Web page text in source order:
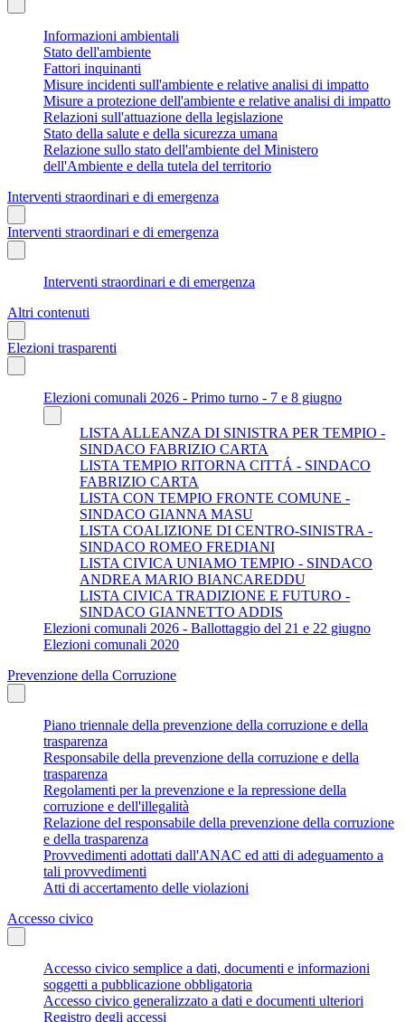
Informazioni ambientali
Stato dell'ambiente
Fattori inquinanti
Misure incidenti sull'ambiente e relative analisi di impatto
Misure a protezione dell'ambiente e relative analisi di impatto
Relazioni sull'attuazione della legislazione
Stato della salute e della sicurezza umana
Relazione sullo stato dell'ambiente del Ministero
dell'Ambiente e della tutela del territorio
Interventi straordinari e di emergenza
Interventi straordinari e di emergenza
Interventi straordinari e di emergenza
Altri contenuti
Elezioni trasparenti
Elezioni comunali 2026 - Primo turno - 7 e 8 giugno
LISTA ALLEANZA DI SINISTRA PER TEMPIO -
SINDACO FABRIZIO CARTA
LISTA TEMPIO RITORNA CITTÁ - SINDACO
FABRIZIO CARTA
LISTA CON TEMPIO FRONTE COMUNE -
SINDACO GIANNA MASU
LISTA COALIZIONE DI CENTRO-SINISTRA -
SINDACO ROMEO FREDIANI
LISTA CIVICA UNIAMO TEMPIO - SINDACO
ANDREA MARIO BIANCAREDDU
LISTA CIVICA TRADIZIONE E FUTURO -
SINDACO GIANNETTO ADDIS
Elezioni comunali 2026 - Ballottaggio del 21 e 22 giugno
Elezioni comunali 2020
Prevenzione della Corruzione
Piano triennale della prevenzione della corruzione e della
trasparenza
Responsabile della prevenzione della corruzione e della
trasparenza
Regolamenti per la prevenzione e la repressione della
corruzione e dell'illegalità
Relazione del responsabile della prevenzione della corruzione
e della trasparenza
Provvedimenti adottati dall'ANAC ed atti di adeguamento a
tali provvedimenti
Atti di accertamento delle violazioni
Accesso civico
Accesso civico semplice a dati, documenti e informazioni
soggetti a pubblicazione obbligatoria
Accesso civico generalizzato a dati e documenti ulteriori
Registro degli accessi